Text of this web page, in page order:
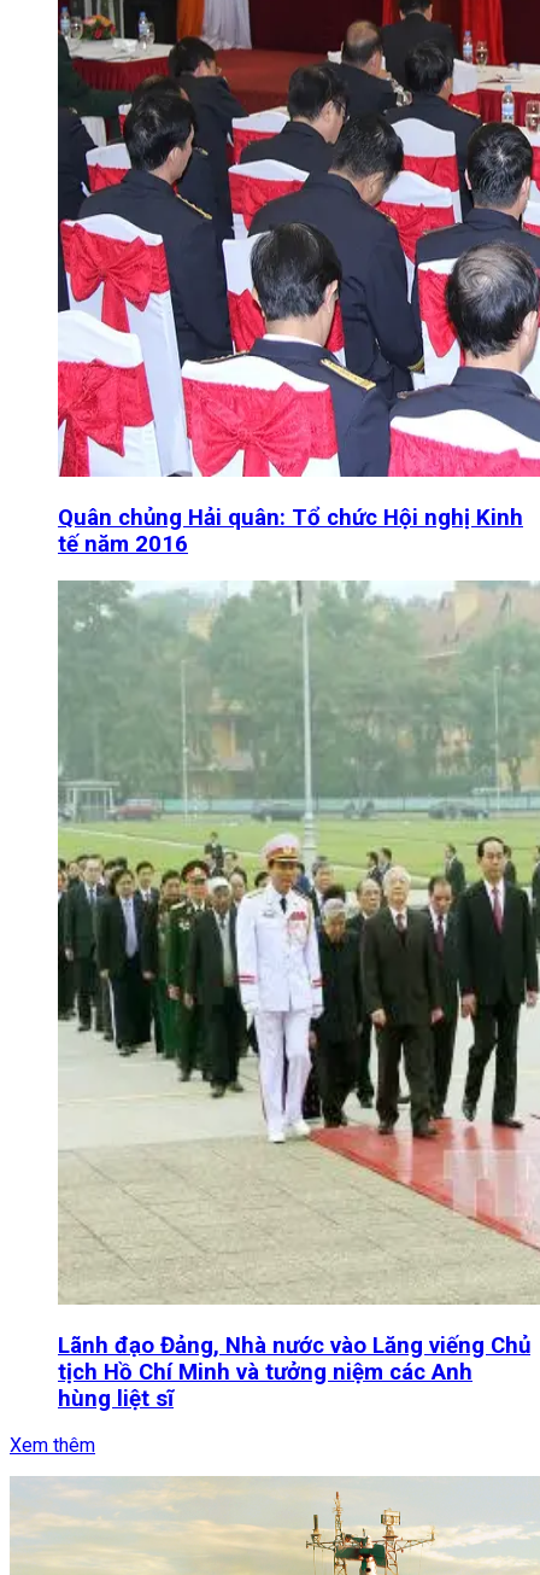
Quân chủng Hải quân: Tổ chức Hội nghị Kinh
tế năm 2016
Lãnh đạo Đảng, Nhà nước vào Lăng viếng Chủ
tịch Hồ Chí Minh và tưởng niệm các Anh
hùng liệt sĩ
Xem thêm